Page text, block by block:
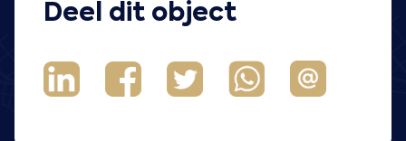
Deel dit object